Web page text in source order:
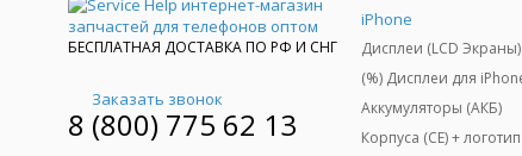
БЕСПЛАТНАЯ ДОСТАВКА ПО РФ И СНГ
Заказать звонок
8 (800) 775 62 13
iPhone
Дисплеи (LCD Экраны)
Аккумуляторы (АКБ)
Корпуса (CE) + логотип